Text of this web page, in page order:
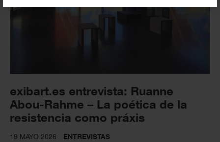
exibart.es entrevista: Ruanne
Abou-Rahme – La poética de la
resistencia como práxis
19 MAYO 2026 ENTREVISTAS